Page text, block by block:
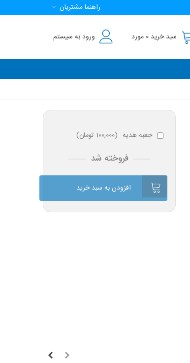
راهنما مشتریان
سبد خرید 0 مورد ورود به سیستم
جعبه هدیه (100,000 تومان )
فروخته شد
افزودن به سبد خرید